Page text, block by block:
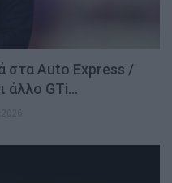
στα Auto Express /
άλλο GTi…